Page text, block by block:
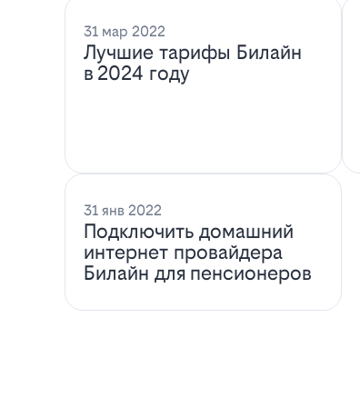
31 мар 2022
Лучшие тарифы Билайн
в 2024 году
31 янв 2022
Подключить домашний
интернет провайдера
Билайн для пенсионеров